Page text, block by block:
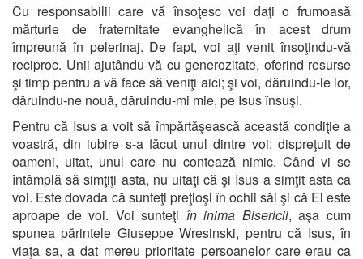
Cu responsabilii care vă însoţesc voi daţi o frumoasă
mărturie de fraternitate evanghelică în acest drum
împreună în pelerinaj. De fapt, voi aţi venit însoţindu-vă
reciproc. Unii ajutându-vă cu generozitate, oferind resurse
şi timp pentru a vă face să veniţi aici; şi voi, dăruindu-le lor,
dăruindu-ne nouă, dăruindu-mi mie, pe Isus însuşi.
Pentru că Isus a voit să împărtăşească această condiţie a
voastră, din iubire s-a făcut unul dintre voi: dispreţuit de
oameni, uitat, unul care nu contează nimic. Când vi se
întâmplă să simţiţi asta, nu uitaţi că şi Isus a simţit asta ca
voi. Este dovada că sunteţi preţioşi în ochii săi şi că El este
aproape de voi. Voi sunteţi în inima Bisericii, aşa cum
spunea părintele Giuseppe Wresinski, pentru că Isus, în
viaţa sa, a dat mereu prioritate persoanelor care erau ca